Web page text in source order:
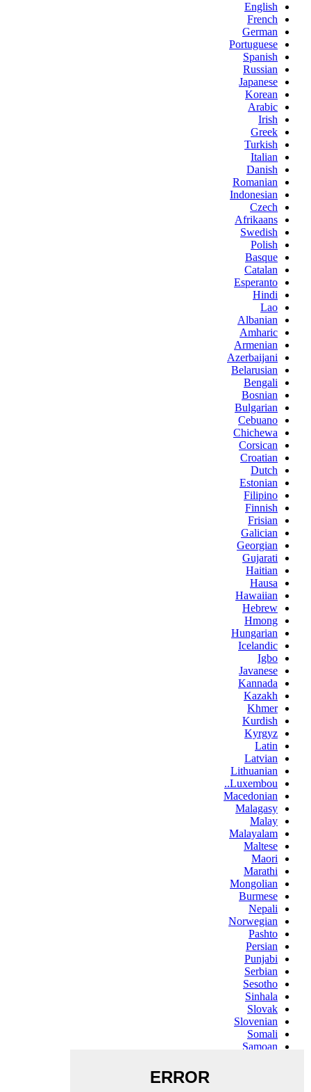
English
French
German
Portuguese
Spanish
Russian
Japanese
Korean
Arabic
Irish
Greek
Turkish
Italian
Danish
Romanian
Indonesian
Czech
Afrikaans
Swedish
Polish
Basque
Catalan
Esperanto
Hindi
Lao
Albanian
Amharic
Armenian
Azerbaijani
Belarusian
Bengali
Bosnian
Bulgarian
Cebuano
Chichewa
Corsican
Croatian
Dutch
Estonian
Filipino
Finnish
Frisian
Galician
Georgian
Gujarati
Haitian
Hausa
Hawaiian
Hebrew
Hmong
Hungarian
Icelandic
Igbo
Javanese
Kannada
Kazakh
Khmer
Kurdish
Kyrgyz
Latin
Latvian
Lithuanian
Luxembou..
Macedonian
Malagasy
Malay
Malayalam
Maltese
Maori
Marathi
Mongolian
Burmese
Nepali
Norwegian
Pashto
Persian
Punjabi
Serbian
Sesotho
Sinhala
Slovak
Slovenian
Somali
Samoan